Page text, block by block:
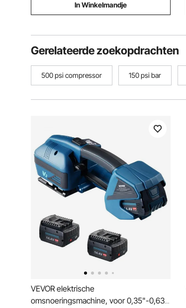
In Winkelmandje
Gerelateerde zoekopdrachten
500 psi compressor 150 psi bar
VEVOR elektrische
omsnoeringsmachine, voor 0,35"-0,63"